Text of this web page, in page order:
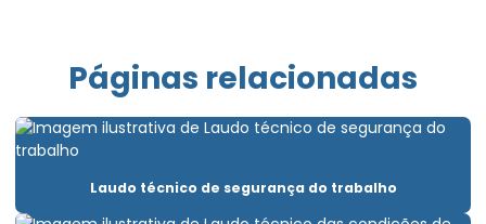
Clínica aso admissional
Clínica de exame ocupacional
Páginas relacionadas
Laudo técnico de segurança do trabalho